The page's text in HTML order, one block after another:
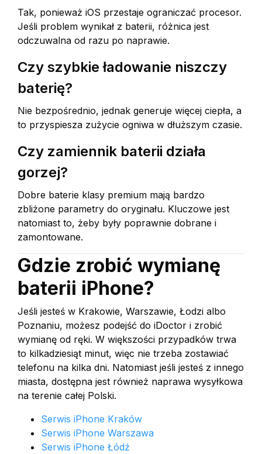
Tak, ponieważ iOS przestaje ograniczać procesor.
Jeśli problem wynikał z baterii, różnica jest
odczuwalna od razu po naprawie.
Czy szybkie ładowanie niszczy
baterię?
Nie bezpośrednio, jednak generuje więcej ciepła, a
to przyspiesza zużycie ogniwa w dłuższym czasie.
Czy zamiennik baterii działa
gorzej?
Dobre baterie klasy premium mają bardzo
zbliżone parametry do oryginału. Kluczowe jest
natomiast to, żeby były poprawnie dobrane i
zamontowane.
Gdzie zrobić wymianę
baterii iPhone?
Jeśli jesteś w Krakowie, Warszawie, Łodzi albo
Poznaniu, możesz podejść do iDoctor i zrobić
wymianę od ręki. W większości przypadków trwa
to kilkadziesiąt minut, więc nie trzeba zostawiać
telefonu na kilka dni. Natomiast jeśli jesteś z innego
miasta, dostępna jest również naprawa wysyłkowa
na terenie całej Polski.
Serwis iPhone Kraków
Serwis iPhone Warszawa
Serwis iPhone Łódź